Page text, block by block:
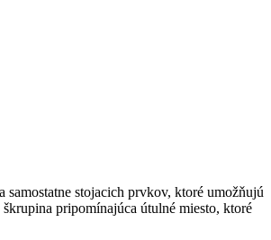
stojacich prvkov, ktoré umožňujú
pripomínajúca útulné miesto, ktoré